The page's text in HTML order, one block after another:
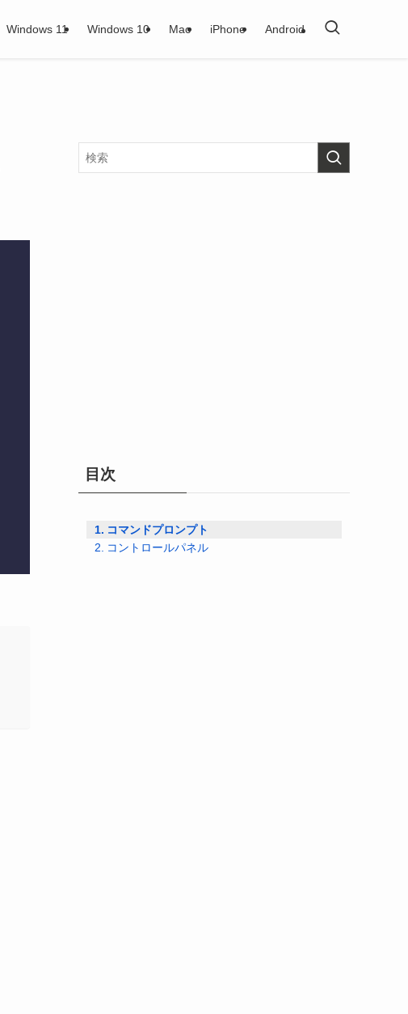
Windows 11 Windows 10 Mac iPhone Android
目次
コマンドプロンプト
コントロールパネル